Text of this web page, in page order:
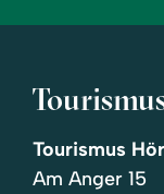
Tourismus
Am Anger 15